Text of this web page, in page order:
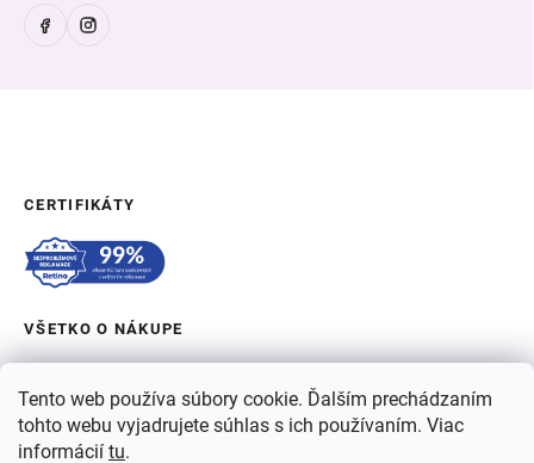
Tento web používa súbory cookie. Ďalším prechádzaním
tohto webu vyjadrujete súhlas s ich používaním. Viac
informácií tu.
CERTIFIKÁTY
VŠETKO O NÁKUPE
OBJEDNÁVKA A DOPRAVA
O BERGAME